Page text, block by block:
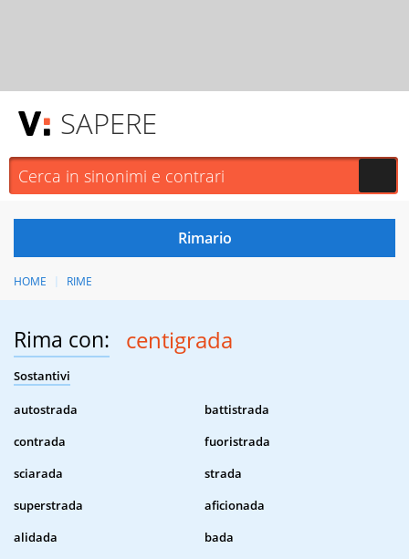
SAPERE
HOME RIME
Rima con: centigrada
Sostantivi
autostrada
battistrada
contrada
fuoristrada
sciarada
strada
superstrada
aficionada
alidada
bada